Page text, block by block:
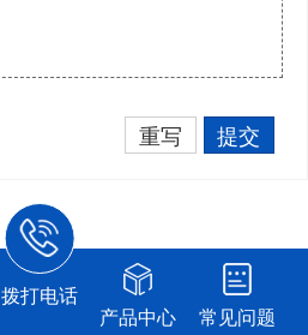
重写
提交
拨打电话
产品中心
常见问题